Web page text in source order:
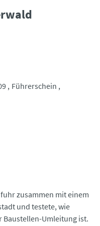
Führerschein
zusammen mit einem
und testete, wie
Umleitung ist.